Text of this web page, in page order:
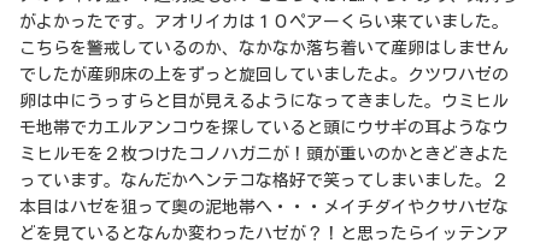
がよかったです。アオリイカは１０ペアーくらい来ていました。
こちらを警戒しているのか、なかなか落ち着いて産卵はしません
でしたが産卵床の上をずっと旋回していましたよ。クツワハゼの
卵は中にうっすらと目が見えるようになってきました。ウミヒル
モ地帯でカエルアンコウを探していると頭にウサギの耳ようなウ
ミヒルモを２枚つけたコノハガニが！頭が重いのかときどきよた
っています。なんだかヘンテコな格好で笑ってしまいました。２
本目はハゼを狙って奥の泥地帯へ・・・メイチダイやクサハゼな
どを見ているとなんか変わったハゼが？！と思ったらイッテンア